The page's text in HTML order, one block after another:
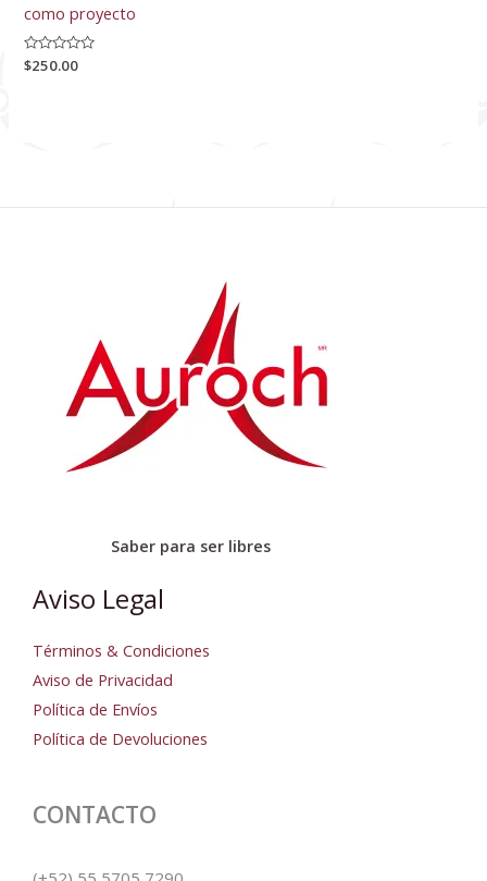
como proyecto
Valorado
con
$250.00
Saber para ser libres
Aviso Legal
Términos & Condiciones
Aviso de Privacidad
Política de Envíos
Política de Devoluciones
CONTACTO